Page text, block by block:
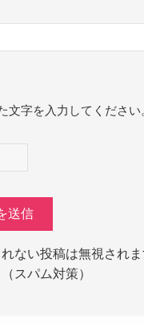
文字を入力してください
ない投稿は無視され
スパム対策）